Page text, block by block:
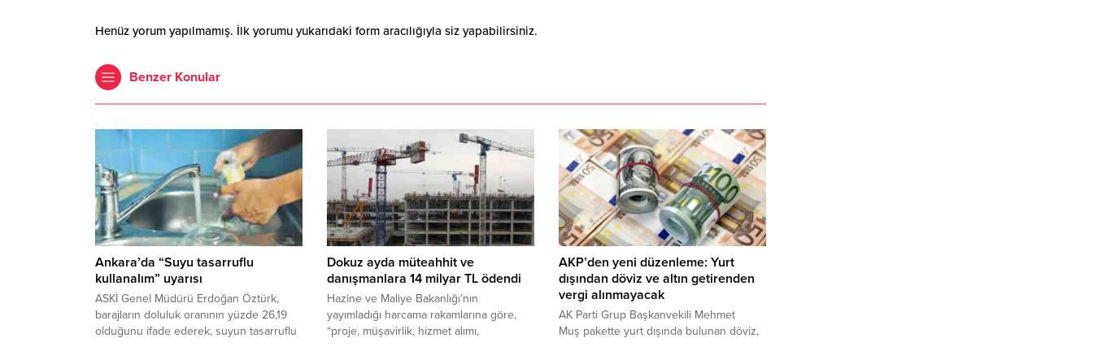
Henüz yorum yapılmamış. İlk yorumu yukarıdaki form aracılığıyla siz yapabilirsiniz.
Benzer Konular
Ankara’da “Suyu tasarruflu
kullanalım” uyarısı
ASKİ Genel Müdürü Erdoğan Öztürk,
barajların doluluk oranının yüzde 26,19
olduğunu ifade ederek, suyun tasarruflu
Dokuz ayda müteahhit ve
danışmanlara 14 milyar TL ödendi
Hazine ve Maliye Bakanlığı’nın
yayımladığı harcama rakamlarına göre,
“proje, müşavirlik, hizmet alımı,
AKP’den yeni düzenleme: Yurt
dışından döviz ve altın getirenden
vergi alınmayacak
AK Parti Grup Başkanvekili Mehmet
Muş pakette yurt dışında bulunan döviz,